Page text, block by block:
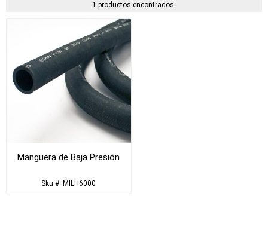
1 productos encontrados.
Manguera de Baja Presión
Sku #: MILH6000